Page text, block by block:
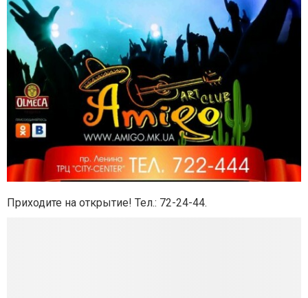
Приходите на открытие! Тел.: 72-24-44.